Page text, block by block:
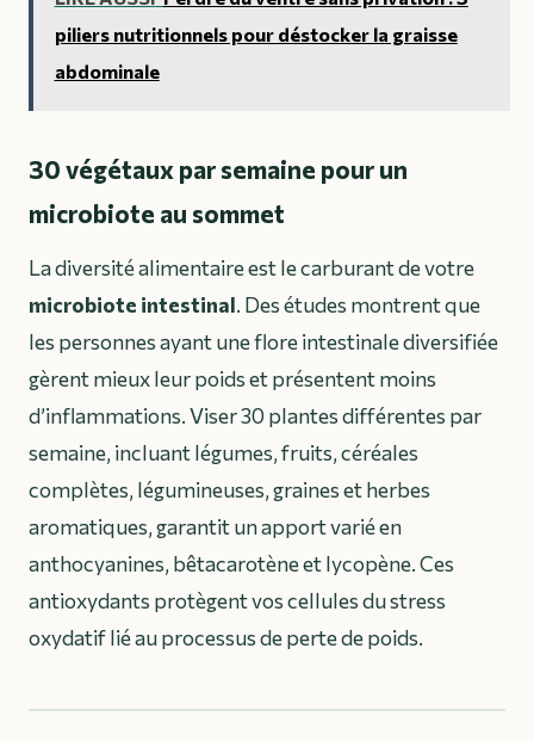
piliers nutritionnels pour déstocker la graisse
abdominale
30 végétaux par semaine pour un
microbiote au sommet
La diversité alimentaire est le carburant de votre
microbiote intestinal. Des études montrent que
les personnes ayant une flore intestinale diversifiée
gèrent mieux leur poids et présentent moins
d’inflammations. Viser 30 plantes différentes par
semaine, incluant légumes, fruits, céréales
complètes, légumineuses, graines et herbes
aromatiques, garantit un apport varié en
anthocyanines, bêtacarotène et lycopène. Ces
antioxydants protègent vos cellules du stress
oxydatif lié au processus de perte de poids.